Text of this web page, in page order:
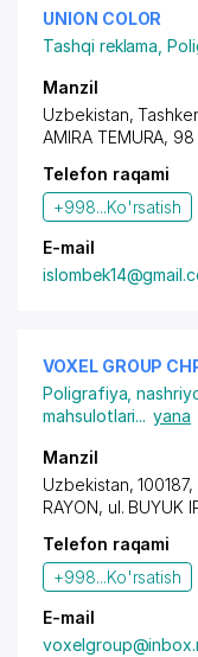
UNION COLOR
Tashqi reklama ,
Manzil
Uzbekistan,
AMIRA TEMURA, 98
Telefon raqami
+998...Ko'rsatish
E-mail
VOXEL GROUP
Poligrafiya,
mahsulotlari... yana
Manzil
Uzbekistan,
RAYON, ul. BUYUK
Telefon raqami
+998...Ko'rsatish
E-mail